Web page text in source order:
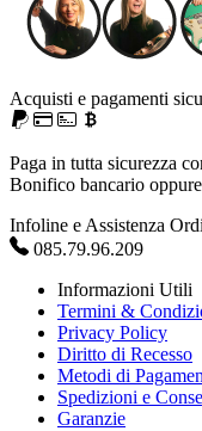
Acquisti e pagamenti
Paga in tutta sicurezza
Bonifico bancario
Infoline e Assistenza
085.79.96.209
Informazioni Utili
Termini &
Privacy Policy
Diritto di Recesso
Metodi di
Spedizioni e
Garanzie